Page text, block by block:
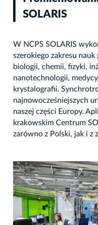
SOLARIS
W NCPS SOLARIS
szerokiego zakresu
biologii, chemii, fizyki,
nanotechnologii,
krystalografii.
najnowocześniejszych
naszej części Europy.
krakowskim Centrum
zarówno z Polski, jak i z